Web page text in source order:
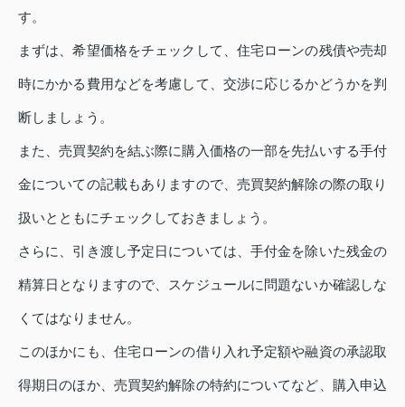
す。
まずは、希望価格をチェックして、住宅ローンの残債や売却
時にかかる費用などを考慮して、交渉に応じるかどうかを判
断しましょう。
また、売買契約を結ぶ際に購入価格の一部を先払いする手付
金についての記載もありますので、売買契約解除の際の取り
扱いとともにチェックしておきましょう。
さらに、引き渡し予定日については、手付金を除いた残金の
精算日となりますので、スケジュールに問題ないか確認しな
くてはなりません。
このほかにも、住宅ローンの借り入れ予定額や融資の承認取
得期日のほか、売買契約解除の特約についてなど、購入申込